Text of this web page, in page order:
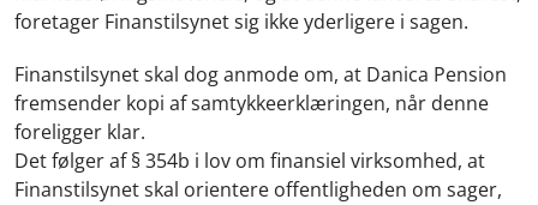
foretager Finanstilsynet sig ikke yderligere i sagen.
Finanstilsynet skal dog anmode om, at Danica Pension
fremsender kopi af samtykkeerklæringen, når denne
foreligger klar.
Det følger af § 354b i lov om finansiel virksomhed, at
Finanstilsynet skal orientere offentligheden om sager,